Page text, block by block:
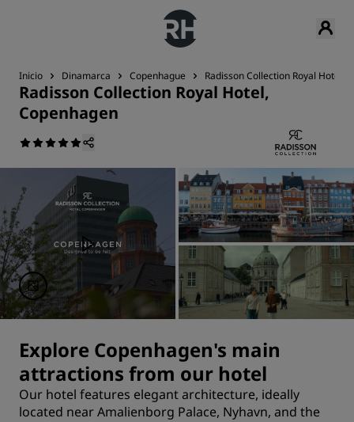
Inicio Dinamarca Copenhague Radisson Collection Royal Hotel,
Radisson Collection Royal Hotel,
Copenhagen
Explore Copenhagen's main
attractions from our hotel
Our hotel features elegant architecture, ideally
located near Amalienborg Palace, Nyhavn, and the